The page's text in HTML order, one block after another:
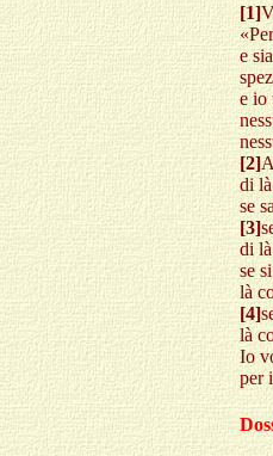
[1]
e
e io
[2]
di
se
[3]
di
se
là
[4]
là
Io
per